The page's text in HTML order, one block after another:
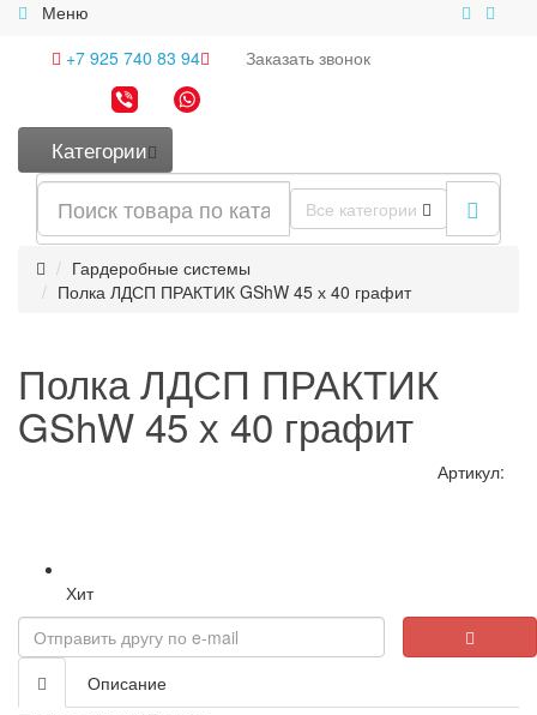
Меню
+7 925 740 83 94
Заказать звонок
Категории
Все категории
Гардеробные системы
Полка ЛДСП ПРАКТИК GShW 45 х 40 графит
Полка ЛДСП ПРАКТИК
GShW 45 х 40 графит
Артикул:
Хит
Описание